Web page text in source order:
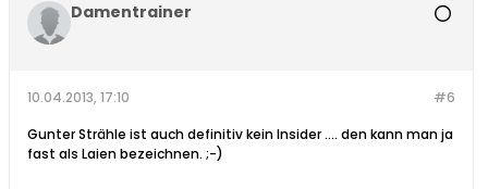
Damentrainer
#6
10.04.2013, 17:10
Gunter Strähle ist auch definitiv kein Insider .... den kann man ja
fast als Laien bezeichnen. ;-)